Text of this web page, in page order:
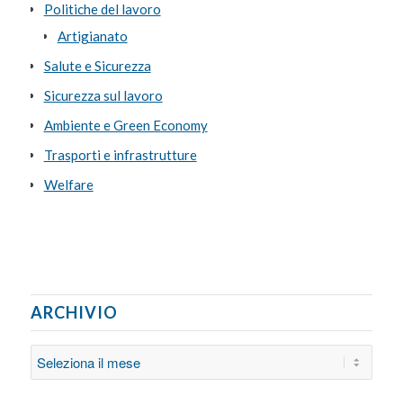
Politiche del lavoro
Artigianato
Salute e Sicurezza
Sicurezza sul lavoro
Ambiente e Green Economy
Trasporti e infrastrutture
Welfare
ARCHIVIO